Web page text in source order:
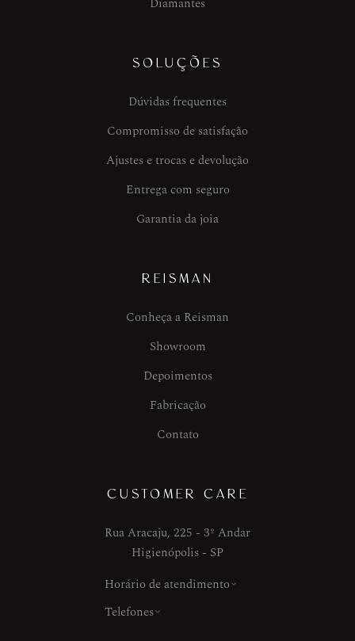
SOLUÇÕES
Dúvidas frequentes
Compromisso de satisfação
Ajustes e trocas e devolução
Entrega com seguro
Garantia da joia
REISMAN
Conheça a Reisman
Showroom
Depoimentos
Fabricação
Contato
CUSTOMER CARE
Rua Aracaju, 225 - 3º Andar
Higienópolis - SP
Horário de atendimento
Telefones